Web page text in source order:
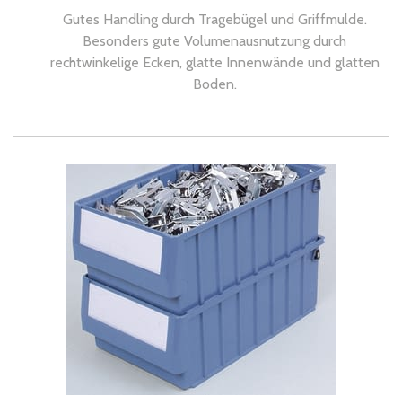
Gutes Handling durch Tragebügel und Griffmulde.
Besonders gute Volumenausnutzung durch
rechtwinkelige Ecken, glatte Innenwände und glatten
Boden.